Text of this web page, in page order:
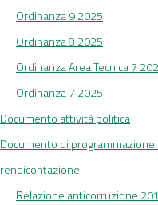
Ordinanza 9 2025
Ordinanza 8 2025
Ordinanza Area Tecnica 7
Ordinanza 7 2025
Documento attività politica
Documento di programmazione
rendicontazione
Relazione anticorruzione